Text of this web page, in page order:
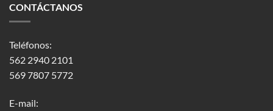
CONTÁCTANOS
Teléfonos:
562 2940 2101
569 7807 5772
E-mail: